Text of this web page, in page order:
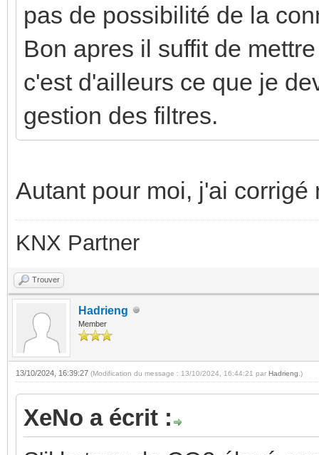
pas de possibilité de la
Bon apres il suffit de
c'est d'ailleurs ce que je
gestion des filtres.
Autant pour moi, j'ai corrigé
KNX Partner
Trouver
Hadrieng
Member
13/10/2024, 16:39:27 (Modification du message : 13/10/2024, 16:44:21 par Hadrieng .)
XeNo a écrit :